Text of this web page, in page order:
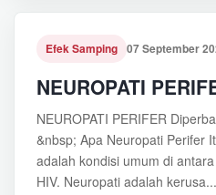
Efek Samping 07 September
NEUROPATI
NEUROPATI PERIFER
&nbsp; Apa Neuropati Perifer
adalah kondisi umum di
HIV. Neuropati adalah kerusa...